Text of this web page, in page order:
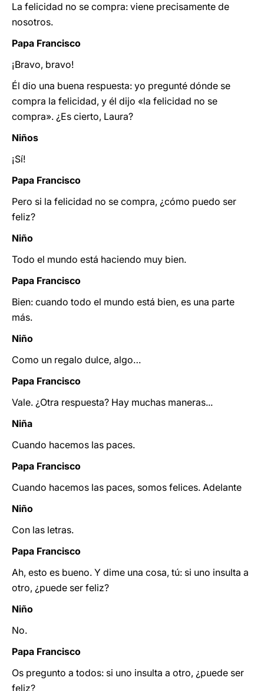
La felicidad no se compra: viene precisamente de
nosotros.
Papa Francisco
¡Bravo, bravo!
Él dio una buena respuesta: yo pregunté dónde se
compra la felicidad, y él dijo «la felicidad no se
compra». ¿Es cierto, Laura?
Niños
¡Sí!
Papa Francisco
Pero si la felicidad no se compra, ¿cómo puedo ser
feliz?
Niño
Todo el mundo está haciendo muy bien.
Papa Francisco
Bien: cuando todo el mundo está bien, es una parte
más.
Niño
Como un regalo dulce, algo…
Papa Francisco
Vale. ¿Otra respuesta? Hay muchas maneras...
Niña
Cuando hacemos las paces.
Papa Francisco
Cuando hacemos las paces, somos felices. Adelante
Niño
Con las letras.
Papa Francisco
Ah, esto es bueno. Y dime una cosa, tú: si uno insulta a
otro, ¿puede ser feliz?
Niño
No.
Papa Francisco
Os pregunto a todos: si uno insulta a otro, ¿puede ser
feliz?